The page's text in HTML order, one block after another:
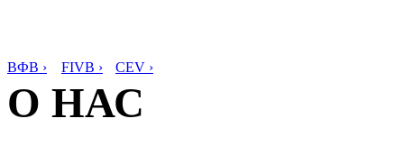
ВФВ › FIVB › CEV ›
О НАС